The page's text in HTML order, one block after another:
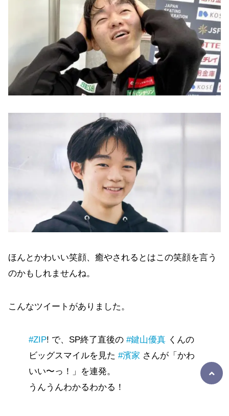
ほんとかわいい笑顔、癒やされるとはこの笑顔を言う
のかもしれませんね。
こんなツイートがありました。
#ZIP! で、SP終了直後の #鍵山優真 くんの
ビッグスマイルを見た #濱家 さんが「かわ
いい〜っ！」を連発。
うんうんわかるわかる！